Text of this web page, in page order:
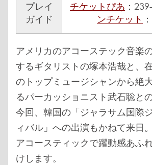
プレイ
ガイド
チケットぴあ ：
ンチケット
アメリカのアコーステック音楽
するギタリストの塚本浩哉と、
のトップミュージシャンから絶
るパーカッショニスト武石聡との
今回、韓国の「ジャラサム国際
ィバル」への出演もかねて来日。
アコースティックで躍動感あふ
けします。